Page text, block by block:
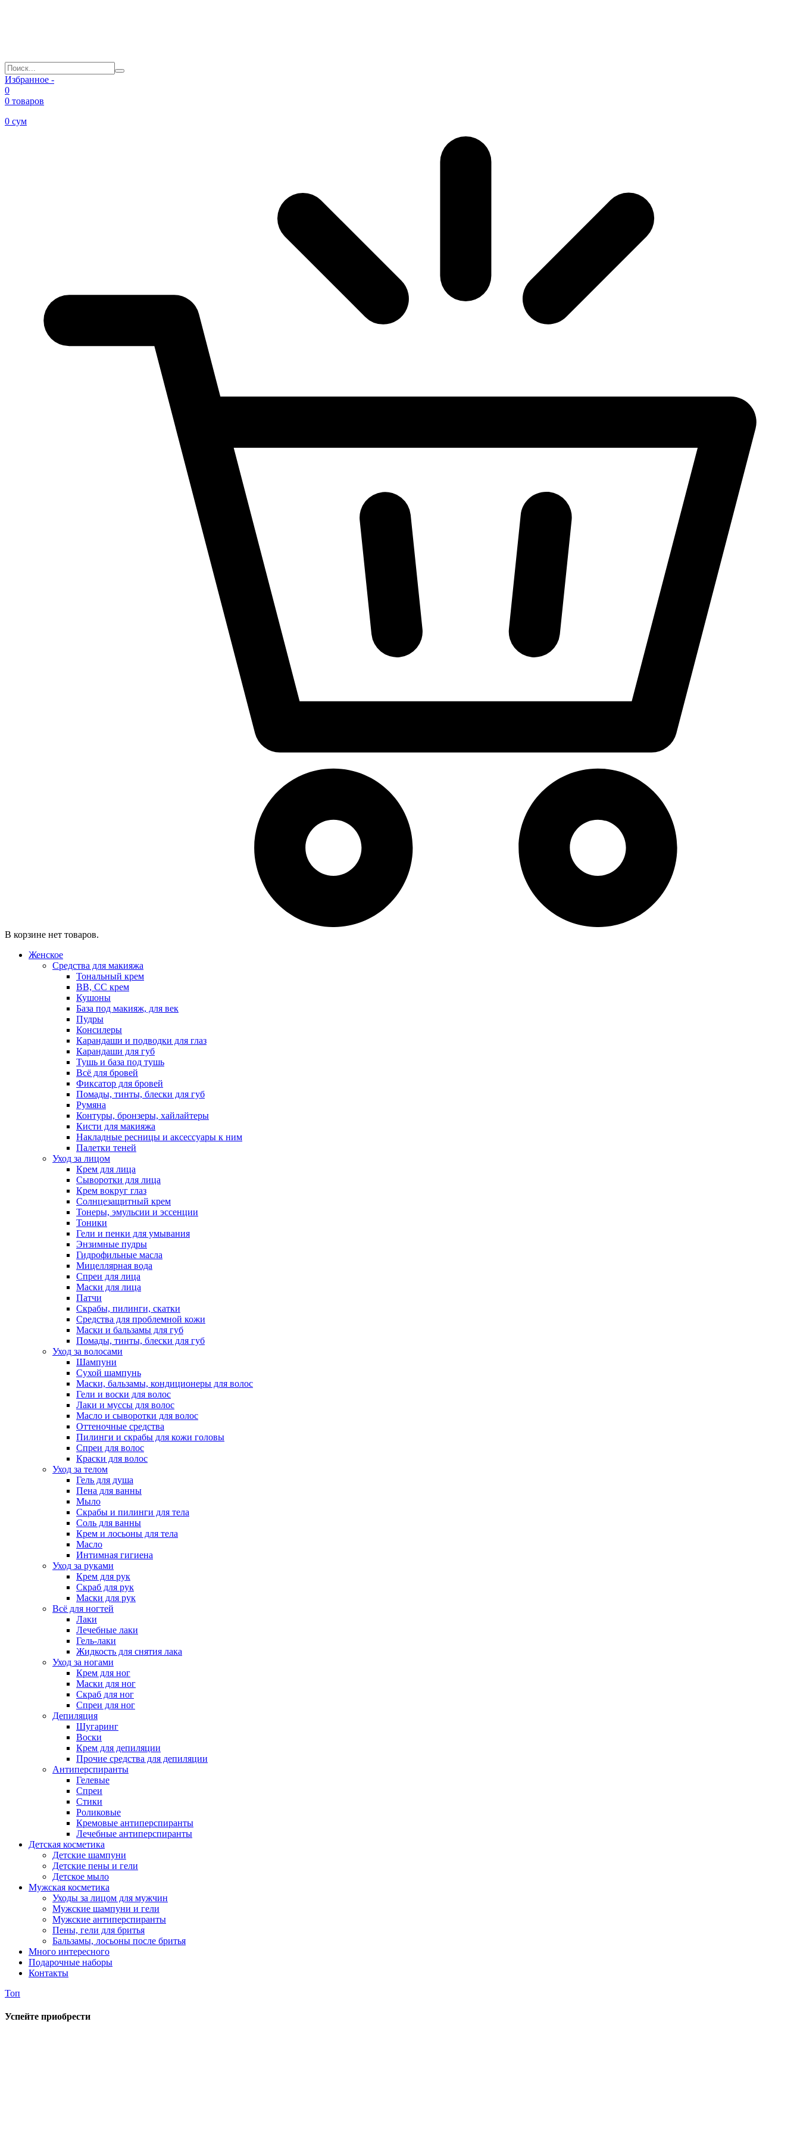
Избранное -
0
0 товаров
0 сум
В корзине нет товаров.
Женское
Средства для макияжа
Тональный крем
BB, CC крем
Кушоны
База под макияж, для век
Пудры
Консилеры
Карандаши и подводки для глаз
Карандаши для губ
Тушь и база под тушь
Всё для бровей
Фиксатор для бровей
Помады, тинты, блески для губ
Румяна
Контуры, бронзеры, хайлайтеры
Кисти для макияжа
Накладные ресницы и аксессуары к ним
Палетки теней
Уход за лицом
Крем для лица
Сыворотки для лица
Крем вокруг глаз
Солнцезащитный крем
Тонеры, эмульсии и эссенции
Тоники
Гели и пенки для умывания
Энзимные пудры
Гидрофильные масла
Мицеллярная вода
Спреи для лица
Маски для лица
Патчи
Скрабы, пилинги, скатки
Средства для проблемной кожи
Маски и бальзамы для губ
Помады, тинты, блески для губ
Уход за волосами
Шампуни
Сухой шампунь
Маски, бальзамы, кондиционеры для волос
Гели и воски для волос
Лаки и муссы для волос
Масло и сыворотки для волос
Оттеночные средства
Пилинги и скрабы для кожи головы
Спреи для волос
Краски для волос
Уход за телом
Гель для душа
Пена для ванны
Мыло
Скрабы и пилинги для тела
Соль для ванны
Крем и лосьоны для тела
Масло
Интимная гигиена
Уход за руками
Крем для рук
Скраб для рук
Маски для рук
Всё для ногтей
Лаки
Лечебные лаки
Гель-лаки
Жидкость для снятия лака
Уход за ногами
Крем для ног
Маски для ног
Скраб для ног
Спреи для ног
Депиляция
Шугаринг
Воски
Крем для депиляции
Прочие средства для депиляции
Антиперспиранты
Гелевые
Спреи
Стики
Роликовые
Кремовые антиперспиранты
Лечебные антиперспиранты
Детская косметика
Детские шампуни
Детские пены и гели
Детское мыло
Мужская косметика
Уходы за лицом для мужчин
Мужские шампуни и гели
Мужские антиперспиранты
Пены, гели для бритья
Бальзамы, лосьоны после бритья
Много интересного
Подарочные наборы
Контакты
Топ
Успейте приобрести